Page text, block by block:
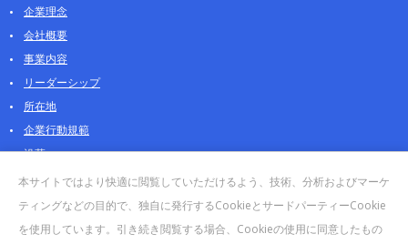
企業理念
会社概要
事業内容
リーダーシップ
所在地
企業行動規範
沿革
採用情報
パートナー
お問合せ・販売
本サイトではより快適に閲覧していただけるよう、技術、分析およびマーケ
ティングなどの目的で、独自に発行するCookieとサードパーティーCookie
を使用しています。引き続き閲覧する場合、Cookieの使用に同意したもの